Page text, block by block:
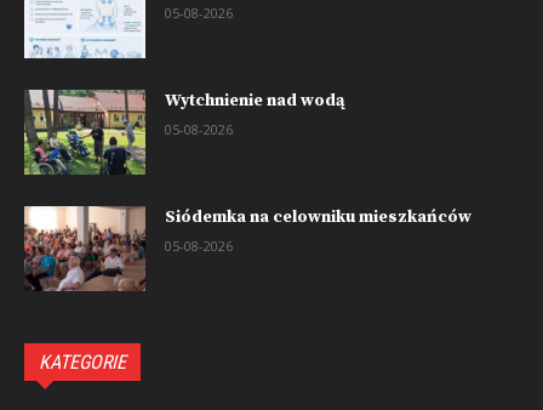
05-08-2026
Wytchnienie nad wodą
05-08-2026
Siódemka na celowniku mieszkańców
05-08-2026
KATEGORIE